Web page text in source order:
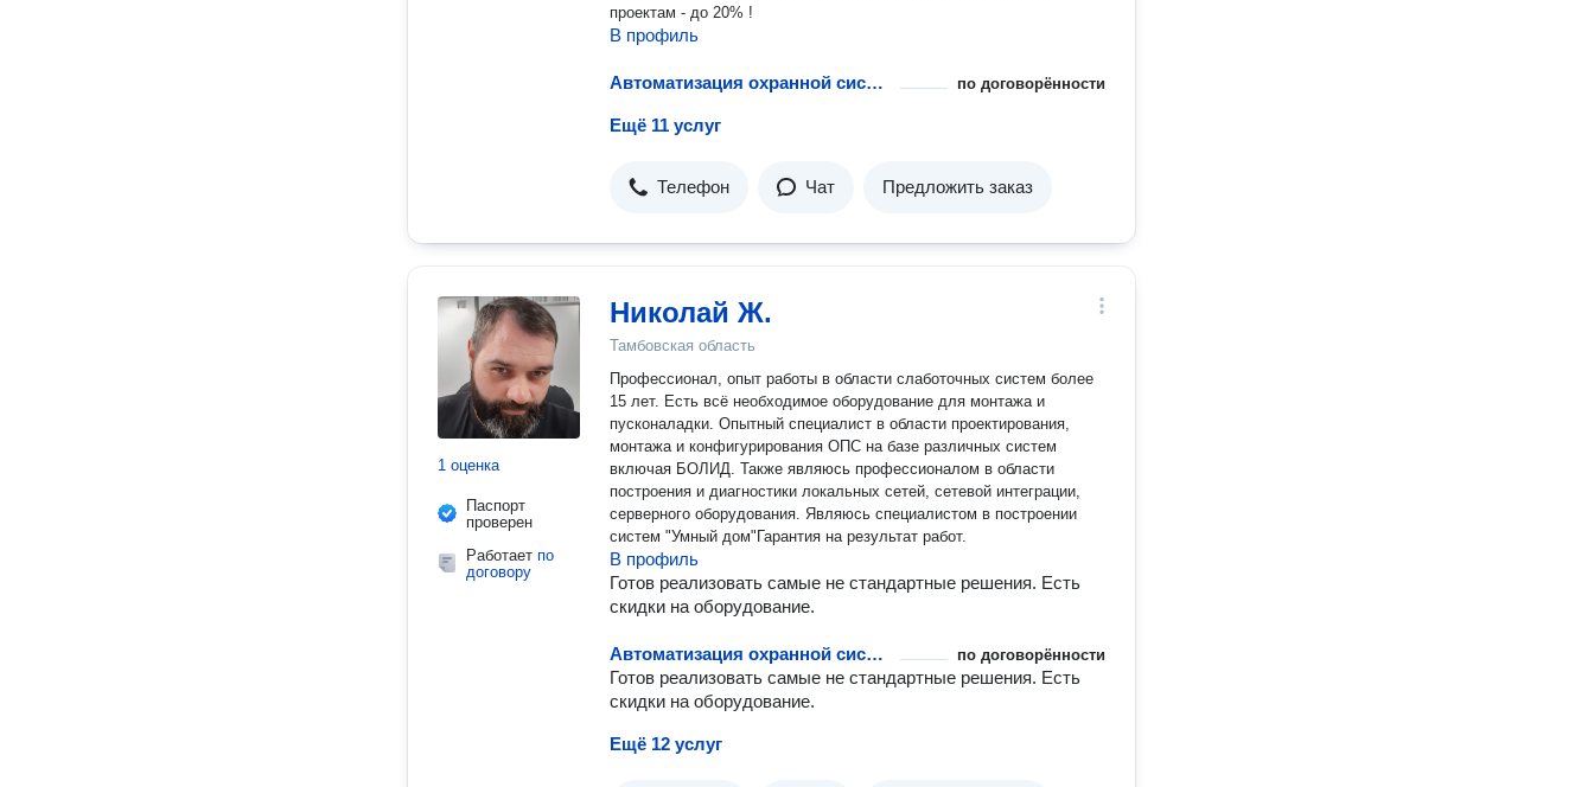
проектам - до 20% !
В профиль
Автоматизация охранной системы по договорённости
Ещё 11 услуг
Телефон Чат Предложить заказ
1 оценка
Паспорт
проверен
Работает по
договору
Николай Ж.
Тамбовская область
Профессионал, опыт работы в области слаботочных систем более
15 лет. Есть всё необходимое оборудование для монтажа и
пусконаладки. Опытный специалист в области проектирования,
монтажа и конфигурирования ОПС на базе различных систем
включая БОЛИД. Также являюсь профессионалом в области
построения и диагностики локальных сетей, сетевой интеграции,
серверного оборудования. Являюсь специалистом в построении
систем "Умный дом"Гарантия на результат работ.
В профиль
Готов реализовать самые не стандартные решения. Есть
скидки на оборудование.
Автоматизация охранной системы по договорённости
Готов реализовать самые не стандартные решения. Есть
скидки на оборудование.
Ещё 12 услуг